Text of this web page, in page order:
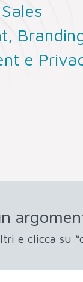
e
e clicca su